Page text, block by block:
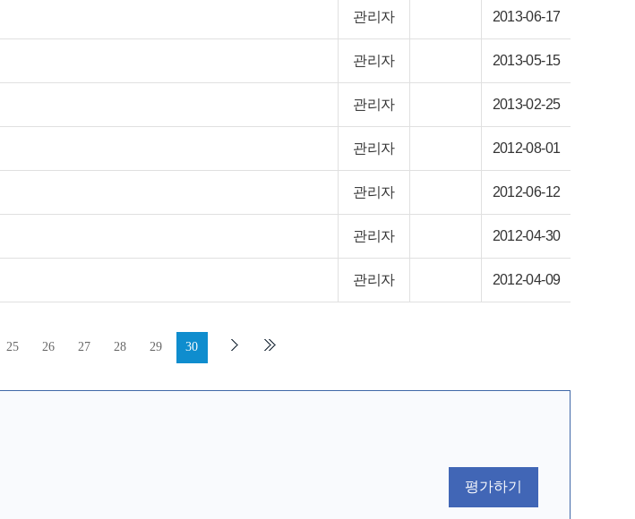
관리자 2013-06-17
관리자 2013-05-15
관리자 2013-02-25
관리자 2012-08-01
관리자 2012-06-12
관리자 2012-04-30
관리자 2012-04-09
25 26 27 28 29 30
평가하기